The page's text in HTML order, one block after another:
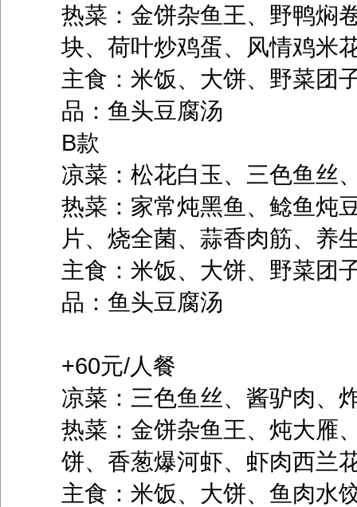
热菜：金饼杂鱼王、野鸭焖
块、荷叶炒鸡蛋、风情鸡米
主食：米饭、大饼、野菜团
品：鱼头豆腐汤
B款
凉菜：松花白玉、三色鱼丝
热菜：家常炖黑鱼、鲶鱼炖
片、烧全菌、蒜香肉筋、养
主食：米饭、大饼、野菜团
品：鱼头豆腐汤
+60元/人餐
凉菜：三色鱼丝、酱驴肉、
热菜：金饼杂鱼王、炖大雁
饼、香葱爆河虾、虾肉西兰
主食：米饭、大饼、鱼肉水